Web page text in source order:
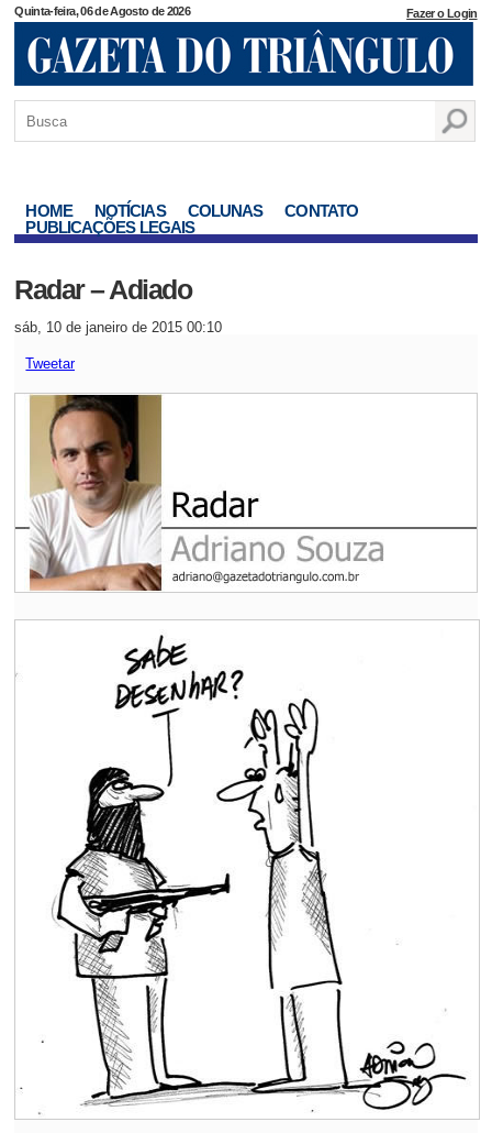
Quinta-feira, 06 de Agosto de 2026 Fazer o Login
HOME NOTÍCIAS COLUNAS
CONTATO
PUBLICAÇÕES LEGAIS
Radar – Adiado
sáb, 10 de janeiro de 2015 00:10
Tweetar